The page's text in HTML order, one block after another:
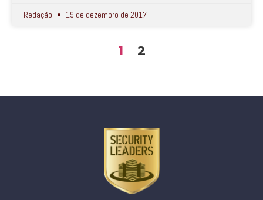
Redação 19 de dezembro de 2017
1 2